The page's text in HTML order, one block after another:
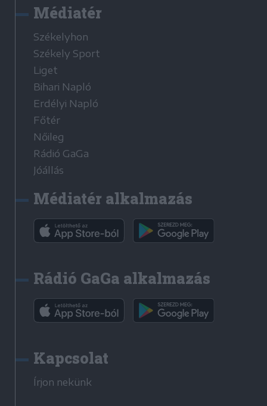
Médiatér
Székelyhon
Székely Sport
Liget
Bihari Napló
Erdélyi Napló
Főtér
Nőileg
Rádió GaGa
Jóállás
Médiatér alkalmazás
Rádió GaGa alkalmazás
Kapcsolat
Írjon nekünk